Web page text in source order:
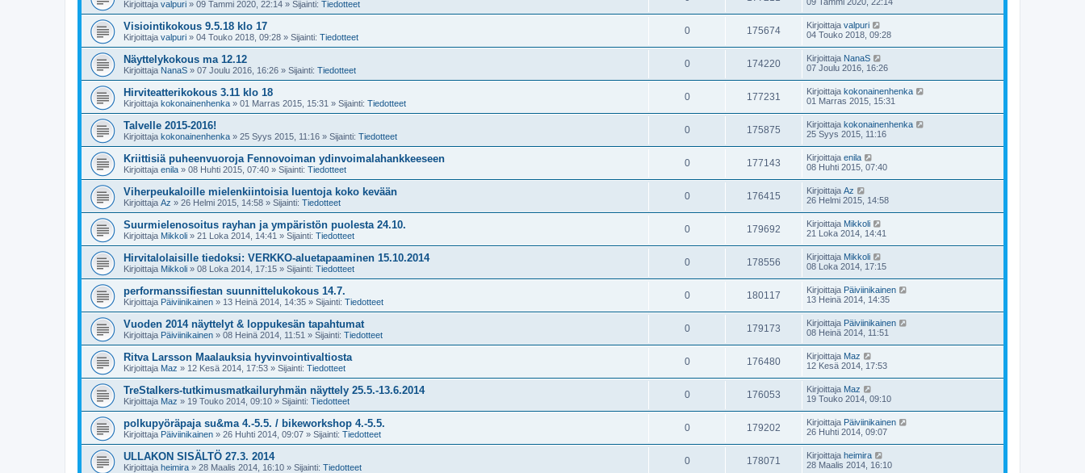
Kirjoittaja valpuri » 09 Tammi 2020, 22:14 » Sijainti: Tiedotteet
Visiointikokous 9.5.18 klo 17
Kirjoittaja valpuri » 04 Touko 2018, 09:28 » Sijainti: Tiedotteet
0 175674 Kirjoittaja valpuri
04 Touko 2018, 09:28
Näyttelykokous ma 12.12
Kirjoittaja NanaS » 07 Joulu 2016, 16:26 » Sijainti: Tiedotteet
0 174220 Kirjoittaja NanaS
07 Joulu 2016, 16:26
Hirviteatterikokous 3.11 klo 18
Kirjoittaja kokonainenhenka » 01 Marras 2015, 15:31 » Sijainti: Tiedotteet
0 177231 Kirjoittaja kokonainenhenka
01 Marras 2015, 15:31
Talvelle 2015-2016!
Kirjoittaja kokonainenhenka » 25 Syys 2015, 11:16 » Sijainti: Tiedotteet
0 175875 Kirjoittaja kokonainenhenka
25 Syys 2015, 11:16
Kriittisiä puheenvuoroja Fennovoiman ydinvoimalahankkeeseen
Kirjoittaja enila » 08 Huhti 2015, 07:40 » Sijainti: Tiedotteet
0 177143 Kirjoittaja enila
08 Huhti 2015, 07:40
Viherpeukaloille mielenkiintoisia luentoja koko kevään
Kirjoittaja Az » 26 Helmi 2015, 14:58 » Sijainti: Tiedotteet
0 176415 Kirjoittaja Az
26 Helmi 2015, 14:58
Suurmielenosoitus rayhan ja ympäristön puolesta 24.10.
Kirjoittaja Mikkoli » 21 Loka 2014, 14:41 » Sijainti: Tiedotteet
0 179692 Kirjoittaja Mikkoli
21 Loka 2014, 14:41
Hirvitalolaisille tiedoksi: VERKKO-aluetapaaminen 15.10.2014
Kirjoittaja Mikkoli » 08 Loka 2014, 17:15 » Sijainti: Tiedotteet
0 178556 Kirjoittaja Mikkoli
08 Loka 2014, 17:15
performanssifiestan suunnittelukokous 14.7.
Kirjoittaja Päiviinikainen » 13 Heinä 2014, 14:35 » Sijainti: Tiedotteet
0 180117 Kirjoittaja Päiviinikainen
13 Heinä 2014, 14:35
Vuoden 2014 näyttelyt & loppukesän tapahtumat
Kirjoittaja Päiviinikainen » 08 Heinä 2014, 11:51 » Sijainti: Tiedotteet
0 179173 Kirjoittaja Päiviinikainen
08 Heinä 2014, 11:51
Ritva Larsson Maalauksia hyvinvointivaltiosta
Kirjoittaja Maz » 12 Kesä 2014, 17:53 » Sijainti: Tiedotteet
0 176480 Kirjoittaja Maz
12 Kesä 2014, 17:53
TreStalkers-tutkimusmatkailuryhmän näyttely 25.5.-13.6.2014
Kirjoittaja Maz » 19 Touko 2014, 09:10 » Sijainti: Tiedotteet
0 176053 Kirjoittaja Maz
19 Touko 2014, 09:10
polkupyöräpaja su&ma 4.-5.5. / bikeworkshop 4.-5.5.
Kirjoittaja Päiviinikainen » 26 Huhti 2014, 09:07 » Sijainti: Tiedotteet
0 179202 Kirjoittaja Päiviinikainen
26 Huhti 2014, 09:07
ULLAKON SISÄLTÖ 27.3. 2014
Kirjoittaja heimira » 28 Maalis 2014, 16:10 » Sijainti: Tiedotteet
0 178071 Kirjoittaja heimira
28 Maalis 2014, 16:10